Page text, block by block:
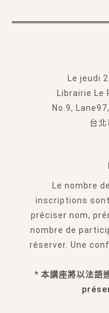
Le jeudi
Librairie Le
No.9,
台
Le nombre
inscriptions
préciser nom,
nombre de
réserver. Une
* 本講座將以法